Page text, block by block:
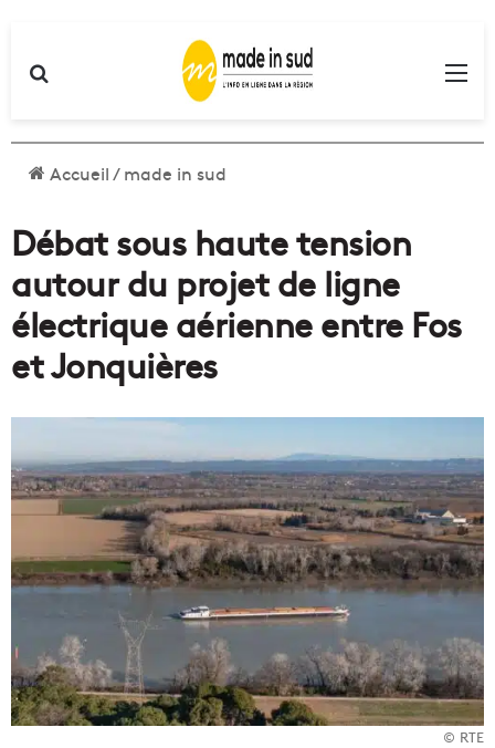
Accueil/made in sud
Débat sous haute tension
autour du projet de ligne
électrique aérienne entre Fos
et Jonquières
© RTE